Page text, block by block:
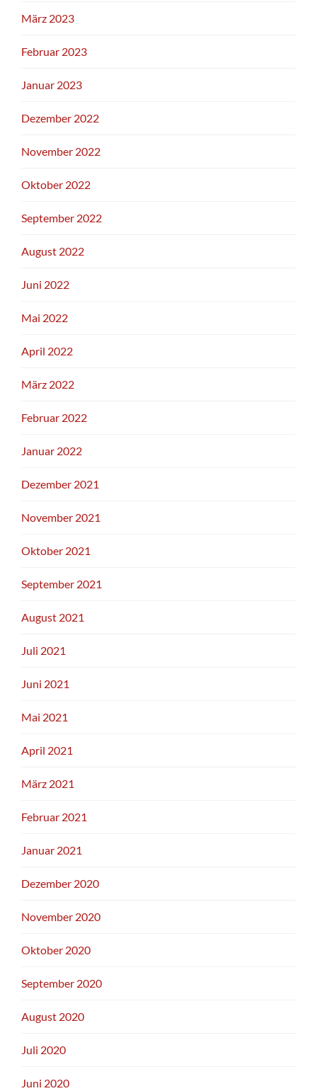
März 2023
Februar 2023
Januar 2023
Dezember 2022
November 2022
Oktober 2022
September 2022
August 2022
Juni 2022
Mai 2022
April 2022
März 2022
Februar 2022
Januar 2022
Dezember 2021
November 2021
Oktober 2021
September 2021
August 2021
Juli 2021
Juni 2021
Mai 2021
April 2021
März 2021
Februar 2021
Januar 2021
Dezember 2020
November 2020
Oktober 2020
September 2020
August 2020
Juli 2020
Juni 2020